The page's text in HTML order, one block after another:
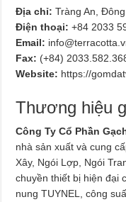
Địa chỉ: Tràng An,
Điện thoại:+84 2033
Email:
Fax: (+84)
Website: https://
Thương hiệu
Công Ty Cổ Phần
nhà sản xuất và cung
Xây, Ngói Lợp, Ngói
chuyền thiết bị hiện đại
nung TUYNEL, công